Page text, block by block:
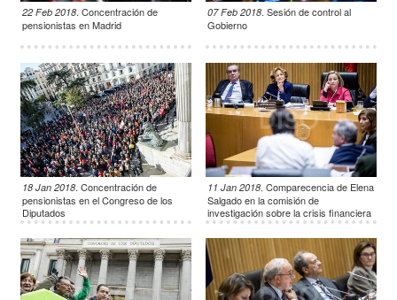
22 Feb 2018. Concentración de
pensionistas en Madrid
07 Feb 2018. Sesión de control al
Gobierno
18 Jan 2018. Concentración de
pensionistas en el Congreso de los
Diputados
11 Jan 2018. Comparecencia de Elena
Salgado en la comisión de
investigación sobre la crisis financiera
de España.